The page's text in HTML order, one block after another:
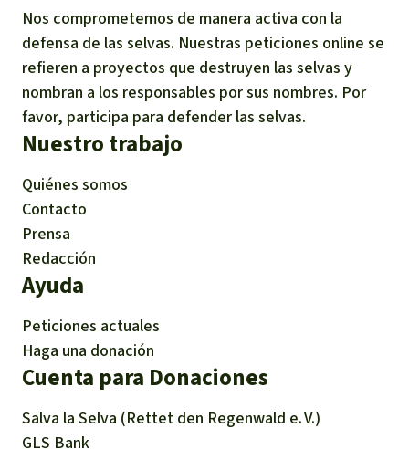
Nos comprometemos de manera activa con la
defensa de las selvas. Nuestras peticiones online se
refieren a proyectos que destruyen las selvas y
nombran a los responsables por sus nombres. Por
favor, participa para defender las selvas.
Nuestro trabajo
Quiénes somos
Contacto
Prensa
Redacción
Ayuda
Peticiones actuales
Haga una donación
Cuenta para Donaciones
Salva la Selva (Rettet den Regenwald e. V.)
GLS Bank